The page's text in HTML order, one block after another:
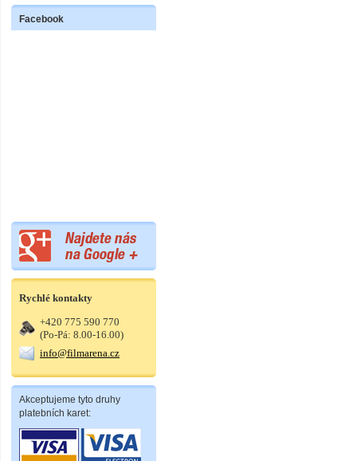
Facebook
Rychlé kontakty
+420 775 590 770
(Po-Pá: 8.00-16.00)
info@filmarena.cz
Akceptujeme tyto druhy
platebních karet: